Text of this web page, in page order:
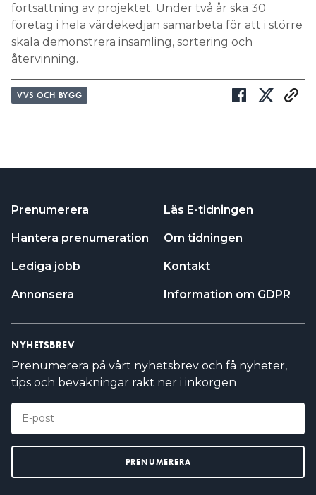
fortsättning av projektet. Under två år ska 30
företag i hela värdekedjan samarbeta för att i större
skala demonstrera insamling, sortering och
återvinning.
VVS OCH BYGG
Prenumerera
Hantera prenumeration
Lediga jobb
Annonsera
Läs E-tidningen
Om tidningen
Kontakt
Information om GDPR
NYHETSBREV
Prenumerera på vårt nyhetsbrev och få nyheter,
tips och bevakningar rakt ner i inkorgen